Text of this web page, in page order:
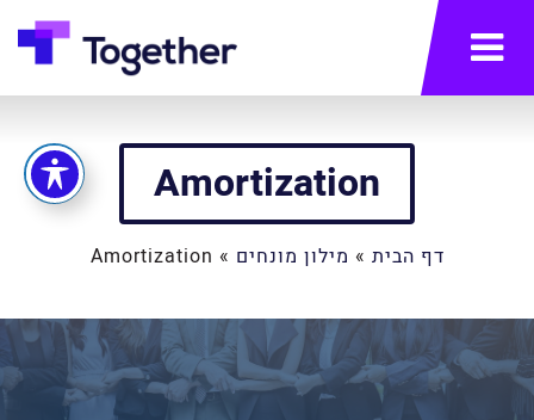
תפריט
Amortization
דף הבית » מילון מונחים »
Amortization